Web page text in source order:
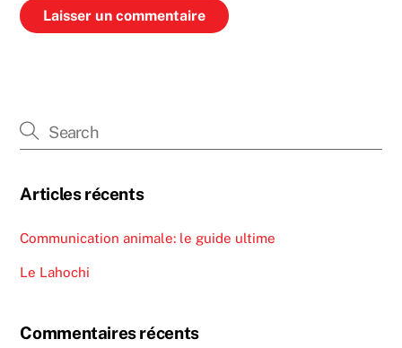
Articles récents
Communication animale: le guide ultime
Le Lahochi
Commentaires récents